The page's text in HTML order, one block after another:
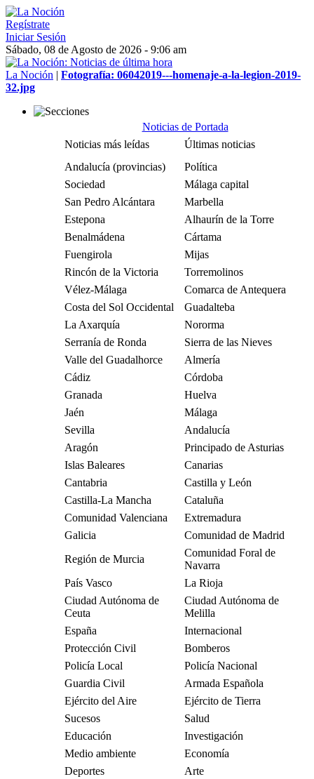
Regístrate
Iniciar Sesión
Sábado, 08 de Agosto de 2026 - 9:06 am
La Noción | Fotografía: 06042019---homenaje-a-la-legion-2019-
32.jpg
Noticias de Portada
Noticias más leídas
Últimas noticias
Andalucía (provincias)
Política
Sociedad
Málaga capital
San Pedro Alcántara
Marbella
Estepona
Alhaurín de la Torre
Benalmádena
Cártama
Fuengirola
Mijas
Rincón de la Victoria
Torremolinos
Vélez-Málaga
Comarca de Antequera
Costa del Sol Occidental
Guadalteba
La Axarquía
Nororma
Serranía de Ronda
Sierra de las Nieves
Valle del Guadalhorce
Almería
Cádiz
Córdoba
Granada
Huelva
Jaén
Málaga
Sevilla
Andalucía
Aragón
Principado de Asturias
Islas Baleares
Canarias
Cantabria
Castilla y León
Castilla-La Mancha
Cataluña
Comunidad Valenciana
Extremadura
Galicia
Comunidad de Madrid
Región de Murcia
Comunidad Foral de
Navarra
País Vasco
La Rioja
Ciudad Autónoma de
Ceuta
Ciudad Autónoma de
Melilla
España
Internacional
Protección Civil
Bomberos
Policía Local
Policía Nacional
Guardia Civil
Armada Española
Ejército del Aire
Ejército de Tierra
Sucesos
Salud
Educación
Investigación
Medio ambiente
Economía
Deportes
Arte